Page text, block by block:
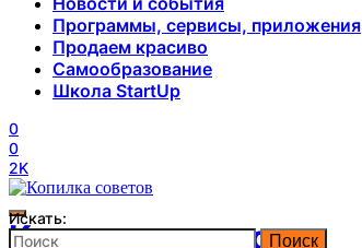
Программы, сервисы, приложения
Продаем красиво
Самообразование
Школа StartUp
0
0
2K
Копилка советов
Искать:
Поиск